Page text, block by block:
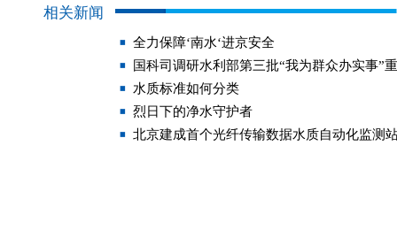
相关新闻
全力保障‘南水‘进京安全
国科司调研水利部第三批“我为群众办实事”
水质标准如何分类
烈日下的净水守护者
北京建成首个光纤传输数据水质自动化监测